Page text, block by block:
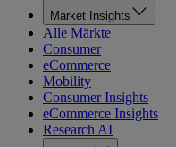
Market Insights
Alle Märkte
Consumer
eCommerce
Mobility
Consumer Insights
eCommerce Insights
Research AI